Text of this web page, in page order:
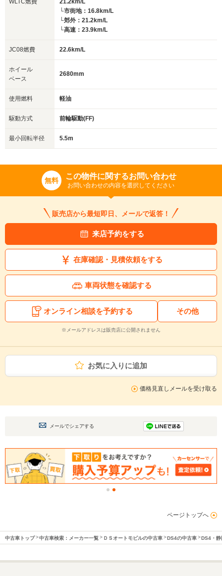
WLTC燃費
21.2km/L
└市街地：16.8km/L
└郊外：21.2km/L
└高速：23.9km/L
JC08燃費 22.6km/L
ホイール
ベース
2680mm
使用燃料 軽油
駆動方式 前輪駆動(FF)
最小回転半径 5.5m
無料 この物件に関するお問い合わせ
お問い合わせの内容を選択してください
販売店から最短即日、メールで返答！
来店予約をする
在庫確認・見積依頼をする
車両状態を確認する
オンライン相談を予約する その他
※メールアドレスは販売店に公開されません
お気に入りに追加
価格見直しメールを受け取る
メールでシェアする
ページトップへ
中古車トップ 中古車検索：メーカー一覧 ＤＳオートモビルの中古車 DS4の中古車 DS4・静